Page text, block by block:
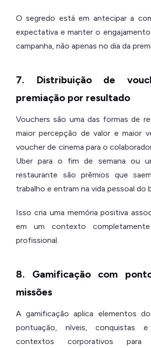
O segredo está em antecipar a
expectativa e manter o
campanha, não apenas no dia da
7. Distribuição de
premiação por resultado
Vouchers são uma das formas de
maior percepção de valor e maior
voucher de cinema para o
Uber para o fim de semana ou
restaurante são prêmios que
trabalho e entram na vida pessoal do
Isso cria uma memória positiva
em um contexto
profissional.
8. Gamificação com
missões
A gamificação aplica elementos
pontuação, níveis, conquistas
contextos corporativos